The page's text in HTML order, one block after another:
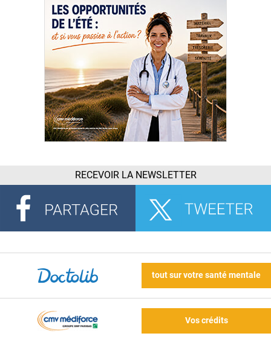
RECEVOIR LA NEWSLETTER
tout sur votre santé mentale
Vos crédits